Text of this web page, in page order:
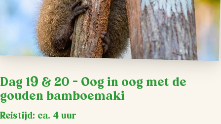
Dag 19 & 20 – Oog in oog met de
gouden bamboemaki
Reistijd: ca. 4 uur